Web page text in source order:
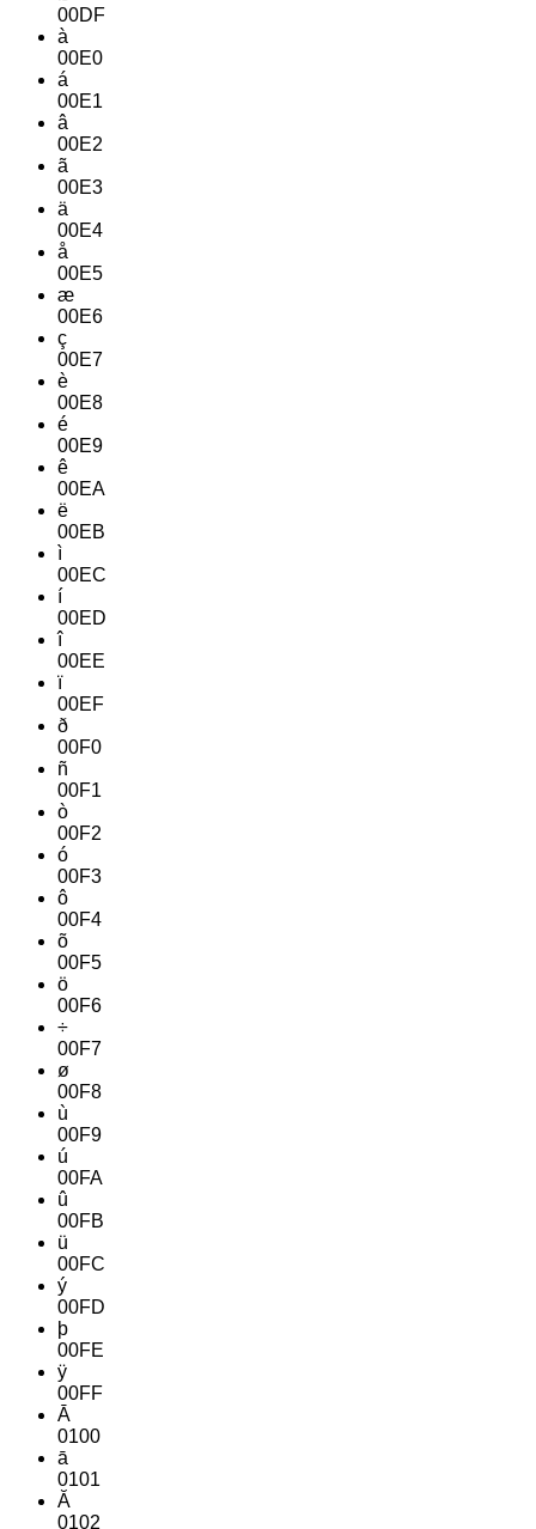
00DF
à
00E0
á
00E1
â
00E2
ã
00E3
ä
00E4
å
00E5
æ
00E6
ç
00E7
è
00E8
é
00E9
ê
00EA
ë
00EB
ì
00EC
í
00ED
î
00EE
ï
00EF
ð
00F0
ñ
00F1
ò
00F2
ó
00F3
ô
00F4
õ
00F5
ö
00F6
÷
00F7
ø
00F8
ù
00F9
ú
00FA
û
00FB
ü
00FC
ý
00FD
þ
00FE
ÿ
00FF
Ā
0100
ā
0101
Ă
0102